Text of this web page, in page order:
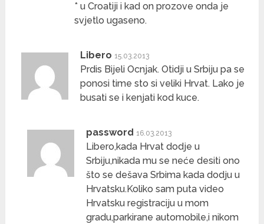
* u Croatiji i kad on prozove onda je
svjetlo ugaseno.
Libero 15.03.2013
Prdis Bijeli Ocnjak. Otidji u Srbiju pa se
ponosi time sto si veliki Hrvat. Lako je
busati se i kenjati kod kuce.
password 16.03.2013
Libero,kada Hrvat dodje u
Srbiju,nikada mu se neće desiti ono
što se dešava Srbima kada dodju u
Hrvatsku.Koliko sam puta video
Hrvatsku registraciju u mom
gradu,parkirane automobile,i nikom